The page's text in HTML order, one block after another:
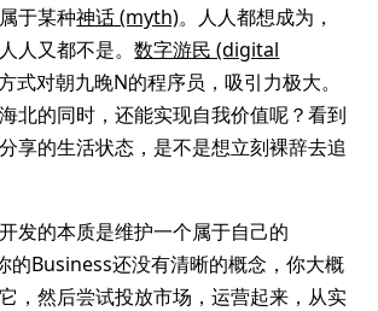
于某种神话 (myth)。人人都想成为，
人又都不是。数字游民 (digital
式对朝九晚N的程序员，吸引力极大。
北的同时，还能实现自我价值呢？看到
享的生活状态，是不是想立刻裸辞去追
发的本质是维护一个属于自己的
的Business还没有清晰的概念，你大概
，然后尝试投放市场，运营起来，从实